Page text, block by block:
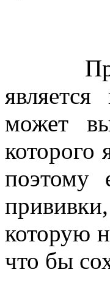
может
которого
поэтому
которую
что бы